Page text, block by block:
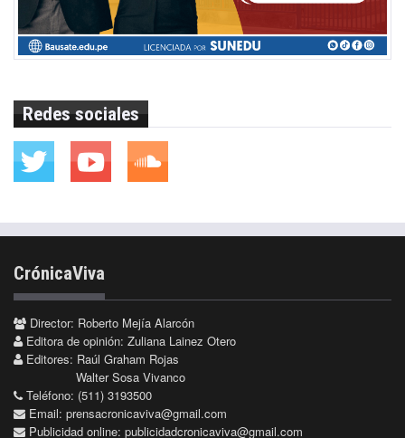
Redes sociales
CrónicaViva
Director: Roberto Mejía Alarcón
Editora de opinión: Zuliana Lainez Otero
Editores: Raúl Graham Rojas
Walter Sosa Vivanco
Teléfono: (511) 3193500
Email: prensacronicaviva@gmail.com
Publicidad online: publicidadcronicaviva@gmail.com